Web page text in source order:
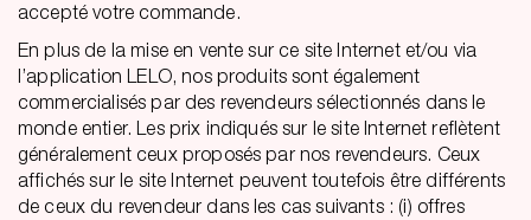
accepté votre commande.
En plus de la mise en vente sur ce site Internet et/ou via
l’application LELO, nos produits sont également
commercialisés par des revendeurs sélectionnés dans le
monde entier. Les prix indiqués sur le site Internet reflètent
généralement ceux proposés par nos revendeurs. Ceux
affichés sur le site Internet peuvent toutefois être différents
de ceux du revendeur dans les cas suivants : (i) offres